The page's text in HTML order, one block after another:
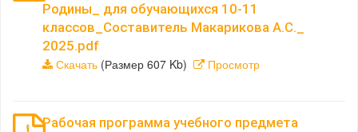
Родины_ для обучающихся 10-11
классов_Составитель Макарикова А.С._
2025.pdf
Скачать (Размер 607 Kb) Просмотр
Рабочая программа учебного предмета